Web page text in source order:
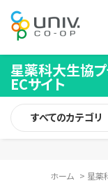
星薬科大生協プ
ECサイト
すべてのカテゴリ
ホーム > 星薬